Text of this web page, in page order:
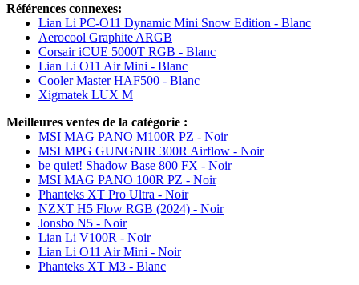
Références connexes:
Lian Li PC-O11 Dynamic Mini Snow Edition - Blanc
Aerocool Graphite ARGB
Corsair iCUE 5000T RGB - Blanc
Lian Li O11 Air Mini - Blanc
Cooler Master HAF500 - Blanc
Xigmatek LUX M
Meilleures ventes de la catégorie :
MSI MAG PANO M100R PZ - Noir
MSI MPG GUNGNIR 300R Airflow - Noir
be quiet! Shadow Base 800 FX - Noir
MSI MAG PANO 100R PZ - Noir
Phanteks XT Pro Ultra - Noir
NZXT H5 Flow RGB (2024) - Noir
Jonsbo N5 - Noir
Lian Li V100R - Noir
Lian Li O11 Air Mini - Noir
Phanteks XT M3 - Blanc